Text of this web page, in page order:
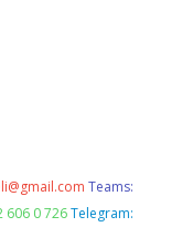
Teams:
606 0 726 Telegram: